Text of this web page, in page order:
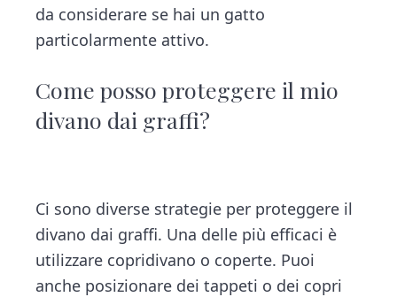
da considerare se hai un gatto
particolarmente attivo.
Come posso proteggere il mio
divano dai graffi?
Ci sono diverse strategie per proteggere il
divano dai graffi. Una delle più efficaci è
utilizzare copridivano o coperte. Puoi
anche posizionare dei tappeti o dei copri